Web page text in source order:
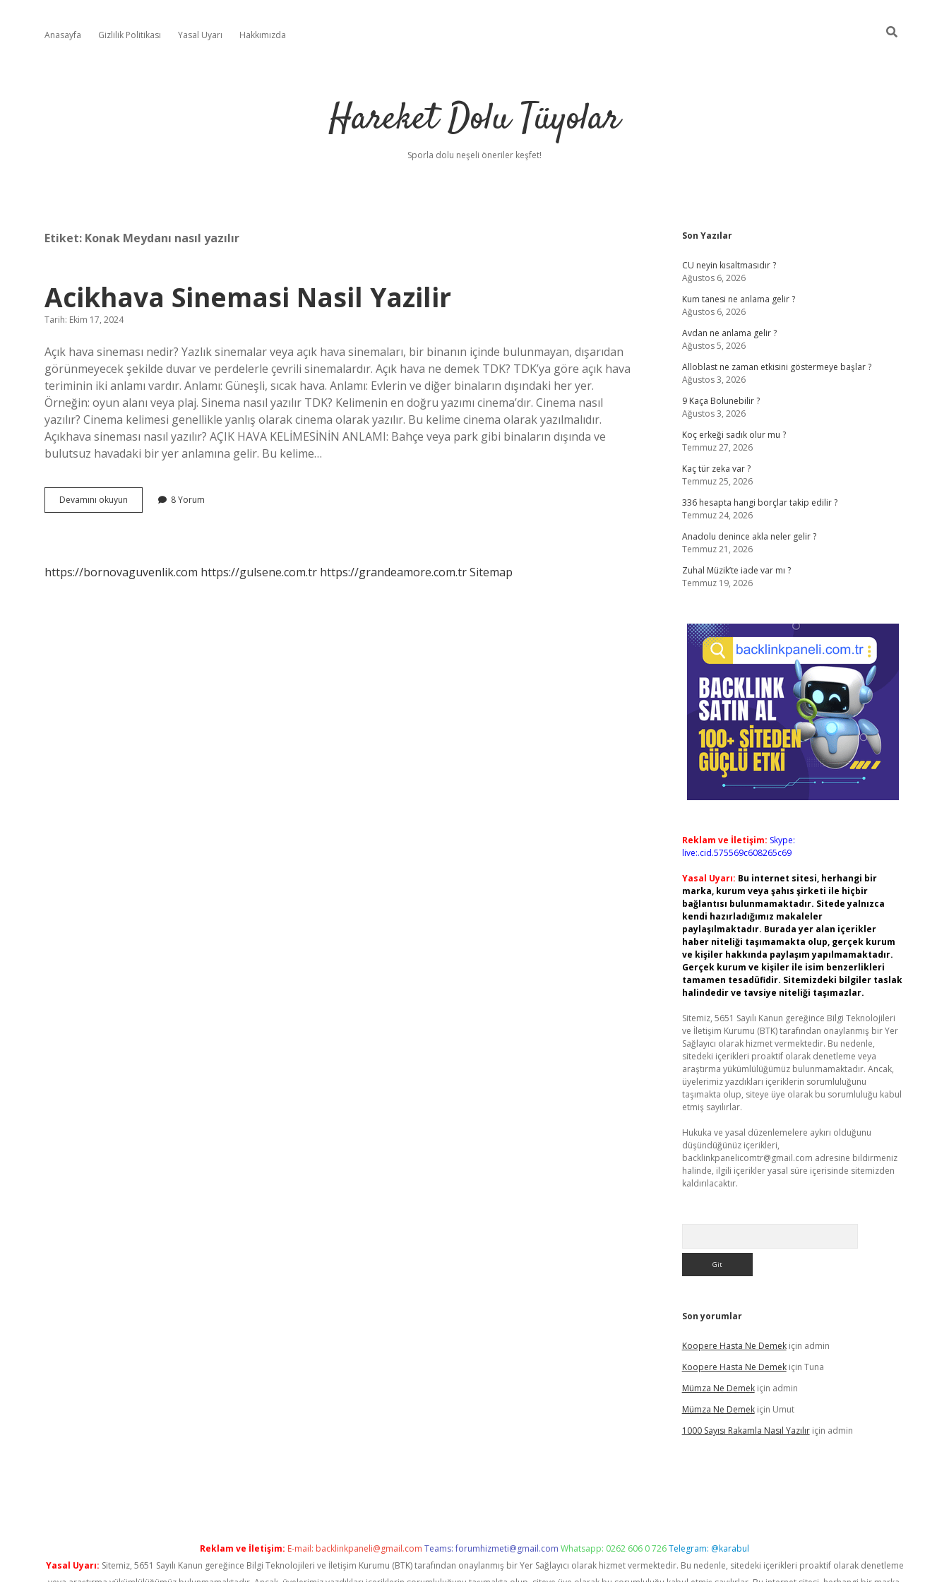
Anasayfa Gizlilik Politikası Yasal Uyarı Hakkımızda
Hareket Dolu Tüyolar
Sporla dolu neşeli öneriler keşfet!
Etiket: Konak Meydanı nasıl yazılır
Acikhava Sinemasi Nasil Yazilir
Tarih: Ekim 17, 2024
Açık hava sineması nedir? Yazlık sinemalar veya açık hava sinemaları, bir binanın içinde bulunmayan, dışarıdan
görünmeyecek şekilde duvar ve perdelerle çevrili sinemalardır. Açık hava ne demek TDK? TDK’ya göre açık hava
teriminin iki anlamı vardır. Anlamı: Güneşli, sıcak hava. Anlamı: Evlerin ve diğer binaların dışındaki her yer.
Örneğin: oyun alanı veya plaj. Sinema nasıl yazılır TDK? Kelimenin en doğru yazımı cinema’dır. Cinema nasıl
yazılır? Cinema kelimesi genellikle yanlış olarak cinema olarak yazılır. Bu kelime cinema olarak yazılmalıdır.
Açıkhava sineması nasıl yazılır? AÇIK HAVA KELİMESİNİN ANLAMI: Bahçe veya park gibi binaların dışında ve
bulutsuz havadaki bir yer anlamına gelir. Bu kelime…
Devamını okuyun Acikhava
Sinemasi
8 Yorum
https://bornovaguvenlik.com https://gulsene.com.tr https://grandeamore.com.trSitemap
Sidebar
Son Yazılar
CU neyin kısaltmasıdır ?
Ağustos 6, 2026
Kum tanesi ne anlama gelir ?
Ağustos 6, 2026
Avdan ne anlama gelir ?
Ağustos 5, 2026
Alloblast ne zaman etkisini göstermeye başlar ?
Ağustos 3, 2026
9 Kaça Bolunebilir ?
Ağustos 3, 2026
Koç erkeği sadık olur mu ?
Temmuz 27, 2026
Kaç tür zeka var ?
Temmuz 25, 2026
336 hesapta hangi borçlar takip edilir ?
Temmuz 24, 2026
Anadolu denince akla neler gelir ?
Temmuz 21, 2026
Zuhal Müzik’te iade var mı ?
Temmuz 19, 2026
Reklam ve İletişim: Skype:
live:.cid.575569c608265c69
Yasal Uyarı: Bu internet sitesi, herhangi bir
marka, kurum veya şahıs şirketi ile hiçbir
bağlantısı bulunmamaktadır. Sitede yalnızca
kendi hazırladığımız makaleler
paylaşılmaktadır. Burada yer alan içerikler
haber niteliği taşımamakta olup, gerçek kurum
ve kişiler hakkında paylaşım yapılmamaktadır.
Gerçek kurum ve kişiler ile isim benzerlikleri
tamamen tesadüfidir. Sitemizdeki bilgiler taslak
halindedir ve tavsiye niteliği taşımazlar.
Sitemiz, 5651 Sayılı Kanun gereğince Bilgi Teknolojileri
ve İletişim Kurumu (BTK) tarafından onaylanmış bir Yer
Sağlayıcı olarak hizmet vermektedir. Bu nedenle,
sitedeki içerikleri proaktif olarak denetleme veya
araştırma yükümlülüğümüz bulunmamaktadır. Ancak,
üyelerimiz yazdıkları içeriklerin sorumluluğunu
taşımakta olup, siteye üye olarak bu sorumluluğu kabul
etmiş sayılırlar.
Hukuka ve yasal düzenlemelere aykırı olduğunu
düşündüğünüz içerikleri,
backlinkpanelicomtr@gmail.com adresine bildirmeniz
halinde, ilgili içerikler yasal süre içerisinde sitemizden
kaldırılacaktır.
Son yorumlar
Koopere Hasta Ne Demekiçin admin
Koopere Hasta Ne Demekiçin Tuna
Mümza Ne Demekiçin admin
Mümza Ne Demekiçin Umut
1000 Sayısı Rakamla Nasıl Yazılıriçin admin
Reklam ve İletişim: E-mail: backlinkpaneli@gmail.com Teams:forumhizmeti@gmail.com Whatsapp: 0262 606 0 726Telegram: @karabul
Yasal Uyarı: Sitemiz, 5651 Sayılı Kanun gereğince Bilgi Teknolojileri ve İletişim Kurumu (BTK) tarafından onaylanmış bir Yer Sağlayıcı olarak hizmet vermektedir. Bu nedenle, sitedeki içerikleri proaktif olarak denetleme